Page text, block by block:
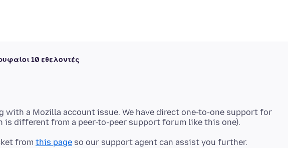
10 εθελοντές
with a Mozilla account issue. We have direct one-to-one support for
from this page